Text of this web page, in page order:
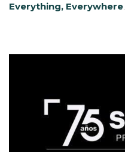
Everything, Everywhere.